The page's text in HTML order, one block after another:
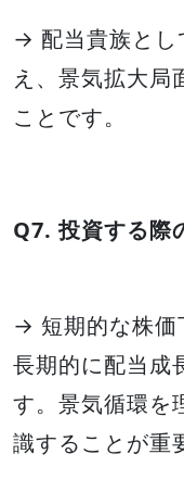
→ 配当貴族とし
え、景気拡大局
ことです。
Q7. 投資する際
→ 短期的な株価
長期的に配当成
す。景気循環を
識することが重